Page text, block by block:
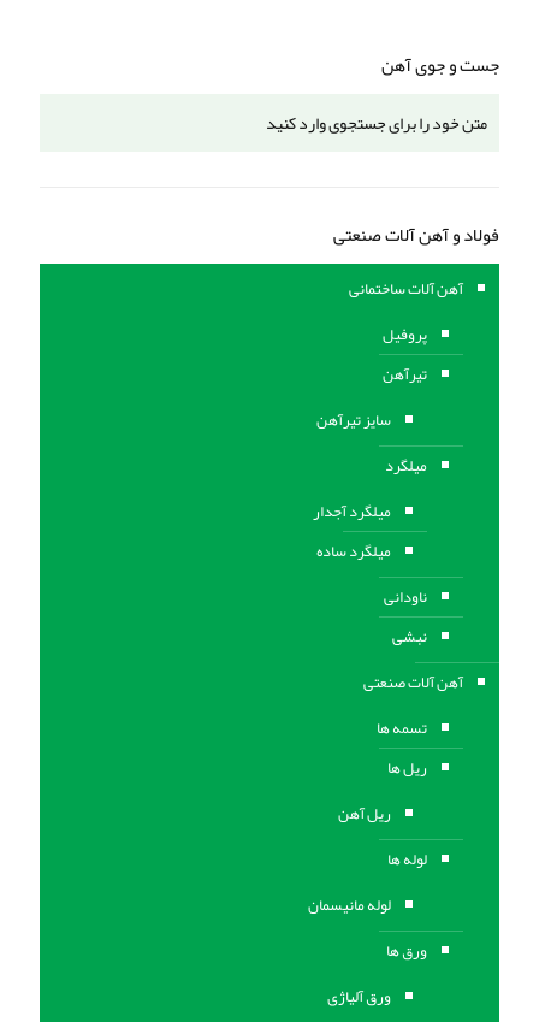
جست و جوی آهن
فولاد و آهن آلات صنعتی
آهن آلات ساختمانی
پروفیل
تیرآهن
سایز تیرآهن
میلگرد
میلگرد آجدار
میلگرد ساده
ناودانی
نبشی
آهن آلات صنعتی
تسمه ها
ریل ها
ریل آهن
لوله ها
لوله مانیسمان
ورق ها
ورق آلیاژی